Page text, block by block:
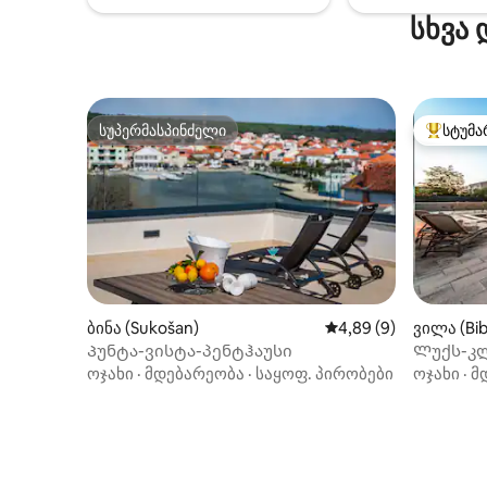
სხვა
სუპერმასპინძელი
სუპერმასპინძელი
ბინა (Sukošan) საშუალო
4,89 (9)
Პუნტა-ვისტა-პენტჰაუსი
ოჯახი · მდებარეობა · საყოფ. პირობები
ვილა
Ლუქს-
აუზი,
ოჯახი ·